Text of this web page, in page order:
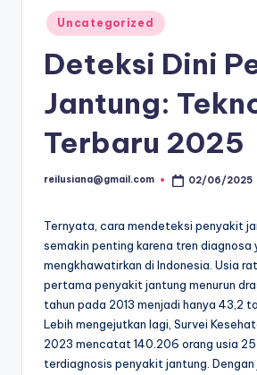
Posted
in
Uncategorized
Deteksi Dini
Jantung:
Terbaru 2025
Posted
reilusiana@gmail.com 02/06/2025
Ternyata, cara mendeteksi penyakit
semakin penting karena tren diagnosa
mengkhawatirkan di Indonesia. Usia
pertama penyakit jantung menurun
tahun pada 2013 menjadi hanya 43,2
Lebih mengejutkan lagi, Survei
2023 mencatat 140.206 orang usia
terdiagnosis penyakit jantung. Dengan